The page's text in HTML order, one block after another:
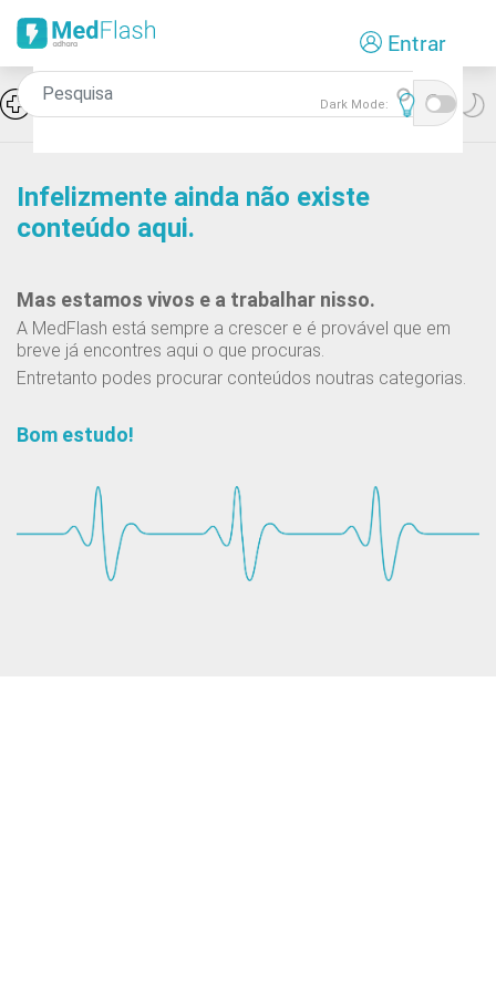
o
principal
Entrar
Icon Hiponatremia e SIADH Dark Mode:
Infelizmente ainda não existe
conteúdo aqui.
Mas estamos vivos e a trabalhar nisso.
A MedFlash está sempre a crescer e é provável que em
breve já encontres aqui o que procuras.
Entretanto podes procurar conteúdos noutras categorias.
Bom estudo!